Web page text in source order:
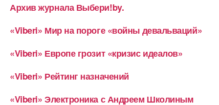
Архив журнала Выбери!by.
«Viberi» Мир на пороге «войны девальваций»
«Viberi» Европе грозит «кризис идеалов»
«Viberi» Рейтинг назначений
«Viberi» Электроника с Андреем Школиным